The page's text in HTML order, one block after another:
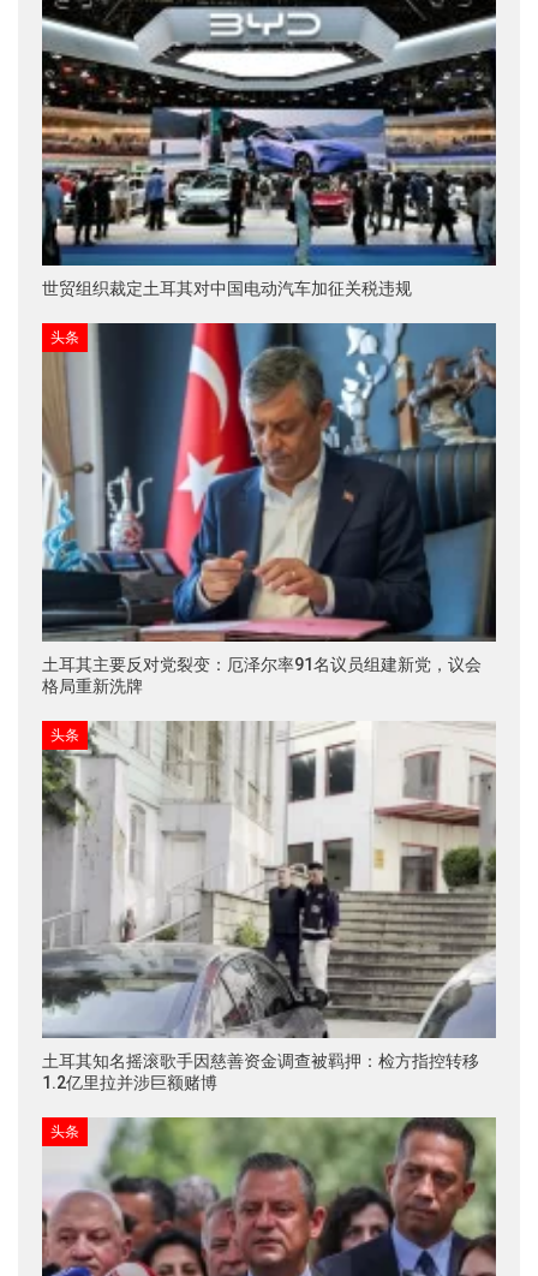
世贸组织裁定土耳其对中国电动汽车加征关税违规
头条
土耳其主要反对党裂变：厄泽尔率91名议员组建新党，议会
格局重新洗牌
头条
土耳其知名摇滚歌手因慈善资金调查被羁押：检方指控转移
1.2亿里拉并涉巨额赌博
头条